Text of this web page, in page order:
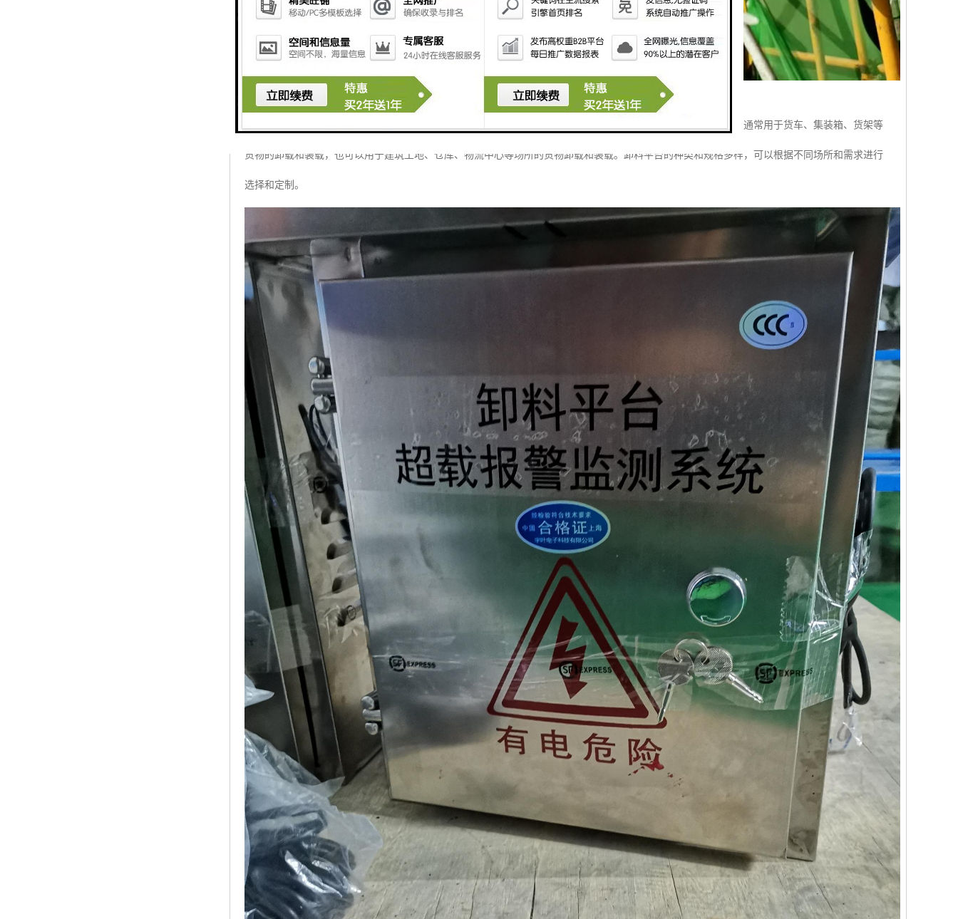
卸料平台可以帮助企业提高货物的运输效率和安全性，减少人工操作的风险，提高工作效率和生产效益。卸料平台通常用于货车、集装箱、货架等
货物的卸载和装载，也可以用于建筑工地、仓库、物流中心等场所的货物卸载和装载。卸料平台的种类和规格多样，可以根据不同场所和需求进行
选择和定制。